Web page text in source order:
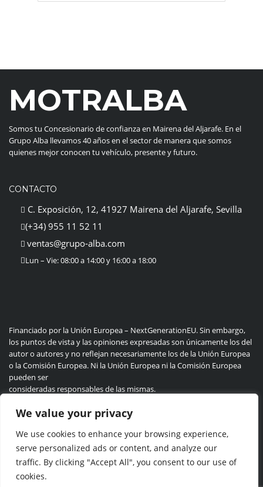
We value your privacy
We use cookies to enhance your browsing experience,
serve personalized ads or content, and analyze our
traffic. By clicking "Accept All", you consent to our use of
cookies.
MOTRALBA
Somos tu Concesionario de confianza en Mairena del Aljarafe. En el
Grupo Alba llevamos 40 años en el sector de manera que somos
quienes mejor conocen tu vehículo, presente y futuro.
CONTACTO
C. Exposición, 12, 41927 Mairena del Aljarafe, Sevilla
(+34) 955 11 52 11
ventas@grupo-alba.com
Lun – Vie: 08:00 a 14:00 y 16:00 a 18:00
Financiado por la Unión Europea – NextGenerationEU. Sin embargo,
los puntos de vista y las opiniones expresadas son únicamente los del
autor o autores y no reflejan necesariamente los de la Unión Europea
o la Comisión Europea. Ni la Unión Europea ni la Comisión Europea
pueden ser
consideradas responsables de las mismas.
Politica de privacidad Cookie